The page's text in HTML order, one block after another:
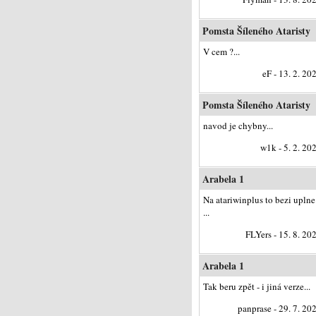
Pomsta Šíleného Ataristy
V cem ?...
eF - 13. 2.
Pomsta Šíleného Ataristy
navod je chybny...
w1k - 5. 2.
Arabela 1
Na atariwinplus to bezi uplne
...
FLYers - 15. 8.
Arabela 1
Tak beru zpět - i jiná verze...
panprase - 29. 7.